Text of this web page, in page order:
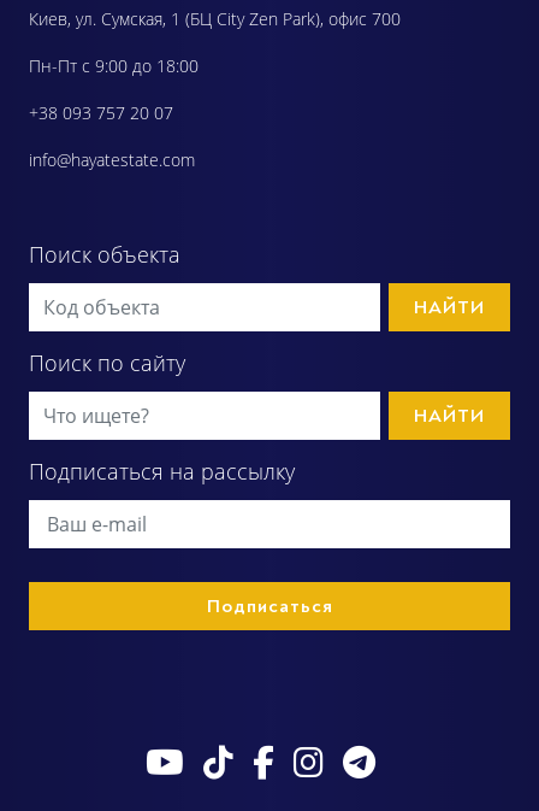
Киев, ул. Сумская, 1 (БЦ City Zen Park), офис 700
Пн-Пт с 9:00 до 18:00
+38 093 757 20 07
info@hayatestate.com
Поиск объекта
НАЙТИ
Поиск по сайту
НАЙТИ
Подписаться на рассылку